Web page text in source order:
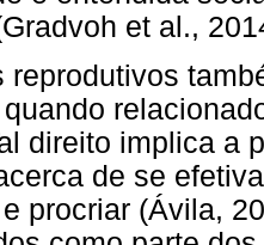
et al.,
reprodutivos
direito implica a
de se
procriar (Ávila,